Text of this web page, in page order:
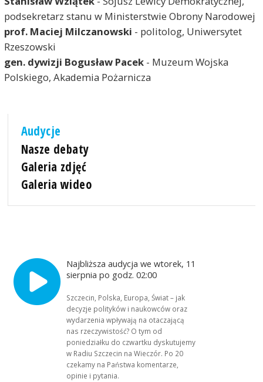
podsekretarz stanu w Ministerstwie Obrony Narodowej
prof. Maciej Milczanowski - politolog, Uniwersytet
Rzeszowski
gen. dywizji Bogusław Pacek- Muzeum Wojska
Polskiego, Akademia Pożarnicza
Audycje
Nasze debaty
Galeria zdjęć
Galeria wideo
Najbliższa audycja we wtorek, 11
sierpnia po godz. 02:00
Szczecin, Polska, Europa, Świat – jak
decyzje polityków i naukowców oraz
wydarzenia wpływają na otaczającą
nas rzeczywistość? O tym od
poniedziałku do czwartku dyskutujemy
w Radiu Szczecin na Wieczór. Po 20
czekamy na Państwa komentarze,
opinie i pytania.